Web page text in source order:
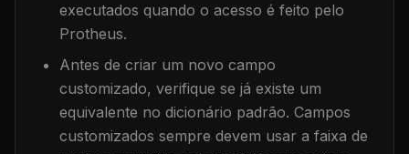
executados quando o acesso é feito pelo
Protheus.
Antes de criar um novo campo
customizado, verifique se já existe um
equivalente no dicionário padrão. Campos
customizados sempre devem usar a faixa de